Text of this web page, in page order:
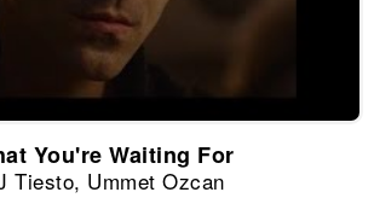
You're Waiting For
Tiesto, Ummet Ozcan